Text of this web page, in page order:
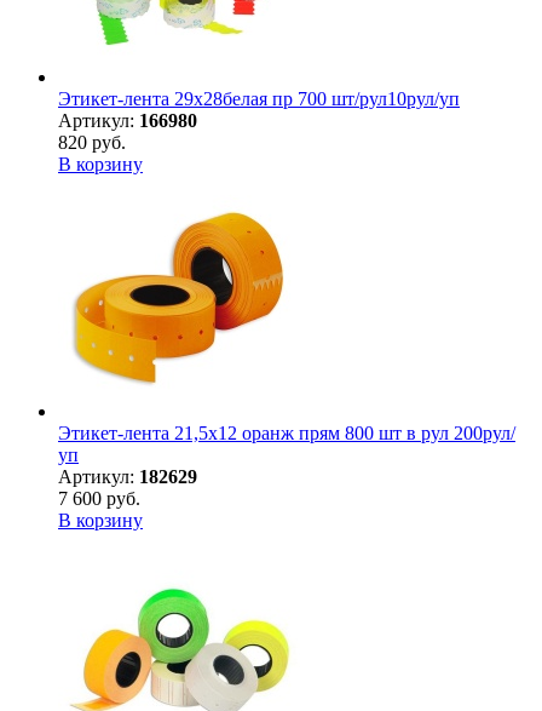
Этикет-лента 29х28белая пр 700 шт/рул10рул/уп
Артикул: 166980
820 руб.
В корзину
Этикет-лента 21,5х12 оранж прям 800 шт в рул 200рул/
уп
Артикул: 182629
7 600 руб.
В корзину